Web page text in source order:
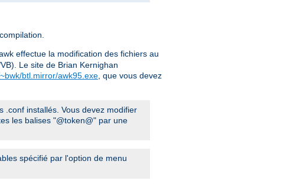
awk effectue la modification des fichiers au
Le site de Brian Kernighan
btl.mirror/awk95.exe , que vous devez
.conf installés. Vous devez modifier
les balises "@token@" par une
spécifié par l'option de menu